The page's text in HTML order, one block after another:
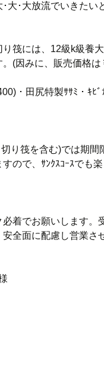
大･大放流でいきたい
り筏には、12級k級養
(因みに、販売価格
・田尻特製ｻｻﾐ・ｷﾋ
切り筏を含む)では期
ので、ｻﾝｸｽｺｰｽでも
必着でお願いします。
全面に配慮し営業さ